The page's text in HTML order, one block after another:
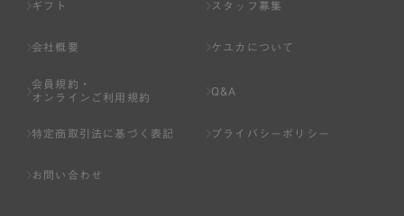
ギフト スタッフ募集
会社概要 ケユカについて
会員規約・
オンラインご利用規約
Q&A
特定商取引法に基づく表記 プライバシーポリシー
お問い合わせ